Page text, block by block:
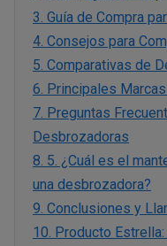
3. Guía de Compra
4. Consejos para
5. Comparativas de
6. Principales
7. Preguntas
Desbrozadoras
8. 5. ¿Cuál es el
una desbrozadora?
9. Conclusiones y
10. Producto